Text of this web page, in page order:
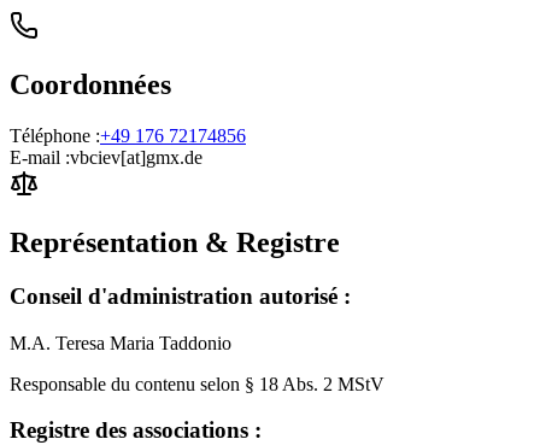
Coordonnées
Téléphone :+49 176 72174856
E-mail :vbciev[at]gmx.de
Représentation & Registre
Conseil d'administration autorisé :
M.A. Teresa Maria Taddonio
Responsable du contenu selon § 18 Abs. 2 MStV
Registre des associations :